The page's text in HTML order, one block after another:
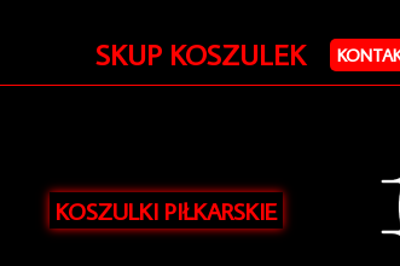
SKUP KOSZULEK
KOSZULKI PIŁKARSKIE